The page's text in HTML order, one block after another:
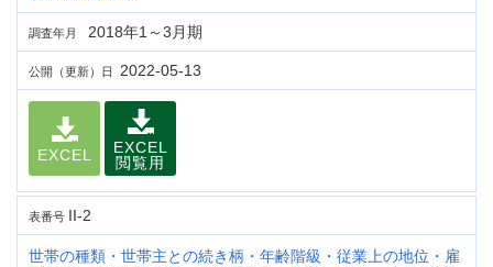
調査年月 2018年1～3月期
公開（更新）日 2022-05-13
EXCEL
EXCEL
閲覧用
表番号 II-2
世帯の種類・世帯主との続き柄・年齢階級・従業上の地位・雇